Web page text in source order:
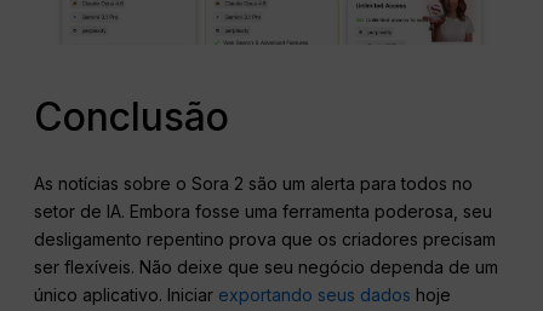
Conclusão
As notícias sobre o Sora 2 são um alerta para todos no
setor de IA. Embora fosse uma ferramenta poderosa, seu
desligamento repentino prova que os criadores precisam
ser flexíveis. Não deixe que seu negócio dependa de um
único aplicativo. Iniciar exportando seus dados hoje